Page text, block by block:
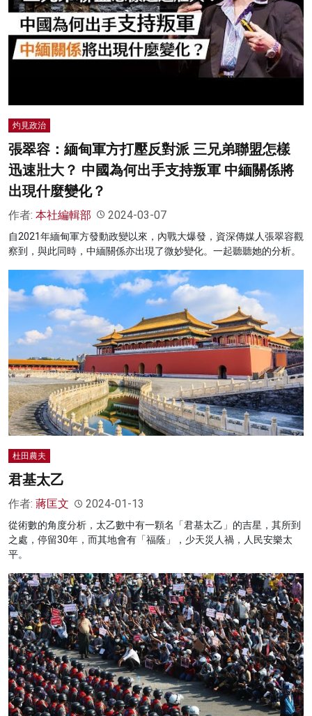
灼見政治
張翠容：緬甸軍方打壓反對派 三兄弟聯盟怎樣
迅速壯大？ 中國為何出手支持叛軍 中緬關係將
出現什麼變化？
作者: 本社編輯部 2024-03-07
自2021年緬甸軍方發動政變以來，內戰大爆發，資深傳媒人張翠容觀
察到，與此同時，中緬關係亦出現了微妙變化。一起聽聽她的分析。
杜田農夫
君基太乙
作者: 蔣匡文 2024-01-13
從術數的角度分析，太乙數中有一顆名「君基太乙」的吉星，其所到
之處，停留30年，而其地會有「福蔭」，少天災人禍，人民安樂太
平。